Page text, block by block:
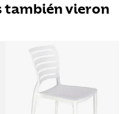
también vieron